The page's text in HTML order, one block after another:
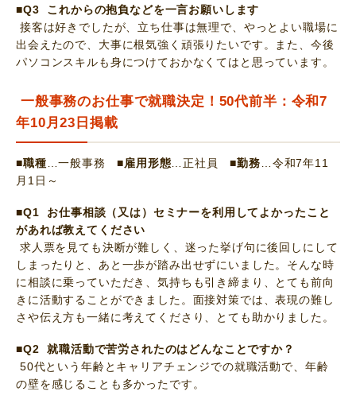
■Q3 これからの抱負などを一言お願いします
接客は好きでしたが、立ち仕事は無理で、やっとよい職場に
出会えたので、大事に根気強く頑張りたいです。また、今後
パソコンスキルも身につけておかなくてはと思っています。
一般事務のお仕事で就職決定！50代前半：令和7
年10月23日掲載
■職種 …一般事務■雇用形態 …正社員■勤務 …令和7年11
月1日～
■Q1 お仕事相談（又は）セミナーを利用してよかったこと
があれば教えてください
求人票を見ても決断が難しく、迷った挙げ句に後回しにして
しまったりと、あと一歩が踏み出せずにいました。そんな時
に相談に乗っていただき、気持ちも引き締まり、とても前向
きに活動することができました。面接対策では、表現の難し
さや伝え方も一緒に考えてくださり、とても助かりました。
■Q2 就職活動で苦労されたのはどんなことですか？
50代という年齢とキャリアチェンジでの就職活動で、年齢
の壁を感じることも多かったです。